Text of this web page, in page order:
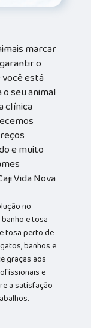
marcar
o
está
seu animal
clínica
e muito
Vida Nova
no
banho e tosa
tosa perto de
banhos e
graças aos
e
a satisfação